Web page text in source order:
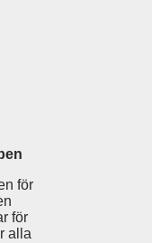
för
för
alla